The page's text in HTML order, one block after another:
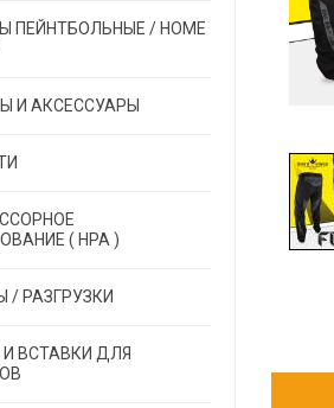
ПЕЙНТБОЛЬНЫЕ / HOME
И АКСЕССУАРЫ
( HPA )
/ РАЗГРУЗКИ
ВСТАВКИ ДЛЯ